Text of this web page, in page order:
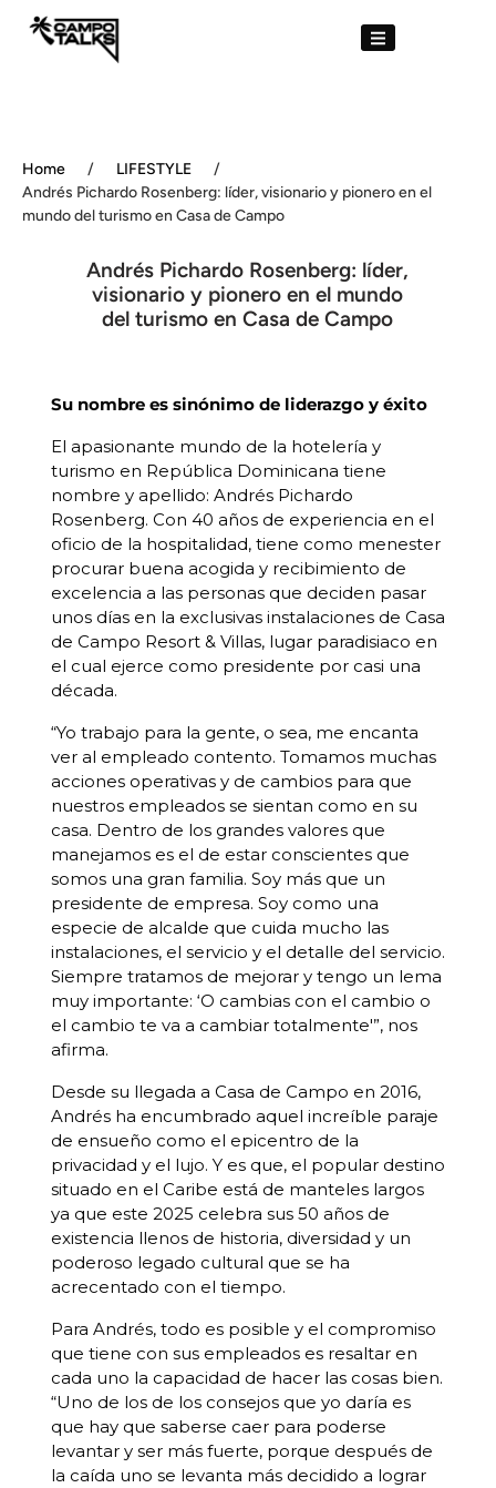
Home / LIFESTYLE
/
Andrés Pichardo Rosenberg: líder, visionario y pionero en el
mundo del turismo en Casa de Campo
Andrés Pichardo Rosenberg: líder,
visionario y pionero en el mundo
del turismo en Casa de Campo
Su nombre es sinónimo de liderazgo y éxito
El apasionante mundo de la hotelería y
turismo en República Dominicana tiene
nombre y apellido: Andrés Pichardo
Rosenberg. Con 40 años de experiencia en el
oficio de la hospitalidad, tiene como menester
procurar buena acogida y recibimiento de
excelencia a las personas que deciden pasar
unos días en la exclusivas instalaciones de Casa
de Campo Resort & Villas, lugar paradisiaco en
el cual ejerce como presidente por casi una
década.
“Yo trabajo para la gente, o sea, me encanta
ver al empleado contento. Tomamos muchas
acciones operativas y de cambios para que
nuestros empleados se sientan como en su
casa. Dentro de los grandes valores que
manejamos es el de estar conscientes que
somos una gran familia. Soy más que un
presidente de empresa. Soy como una
especie de alcalde que cuida mucho las
instalaciones, el servicio y el detalle del servicio.
Siempre tratamos de mejorar y tengo un lema
muy importante: ‘O cambias con el cambio o
el cambio te va a cambiar totalmente'”, nos
afirma.
Desde su llegada a Casa de Campo en 2016,
Andrés ha encumbrado aquel increíble paraje
de ensueño como el epicentro de la
privacidad y el lujo. Y es que, el popular destino
situado en el Caribe está de manteles largos
ya que este 2025 celebra sus 50 años de
existencia llenos de historia, diversidad y un
poderoso legado cultural que se ha
acrecentado con el tiempo.
Para Andrés, todo es posible y el compromiso
que tiene con sus empleados es resaltar en
cada uno la capacidad de hacer las cosas bien.
“Uno de los de los consejos que yo daría es
que hay que saberse caer para poderse
levantar y ser más fuerte, porque después de
la caída uno se levanta más decidido a lograr